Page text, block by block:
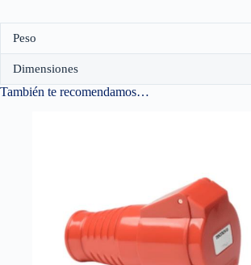
Peso
Dimensiones
También te recomendamos…